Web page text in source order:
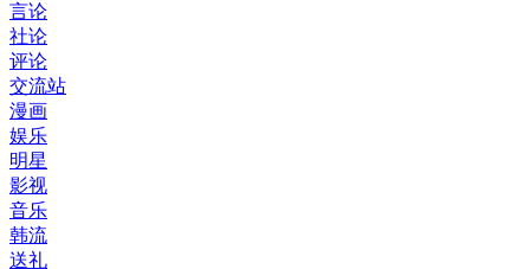
言论
社论
评论
交流站
漫画
娱乐
明星
影视
音乐
韩流
送礼